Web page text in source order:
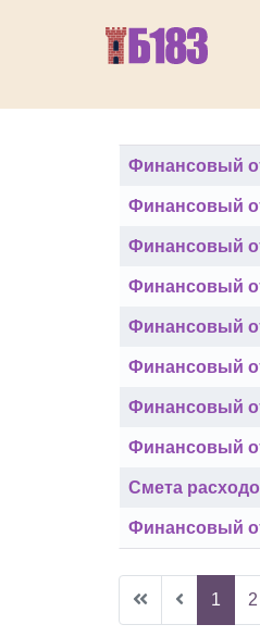
Материалы
Заголовок
Финансовый
Финансовый
Финансовый
Финансовый
Финансовый
Финансовый
Финансовый
Финансовый
Смета
Финансовый
1 2